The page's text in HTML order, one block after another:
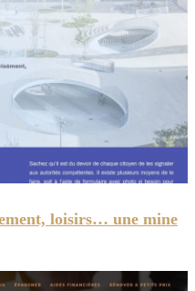
loisirs… une mine